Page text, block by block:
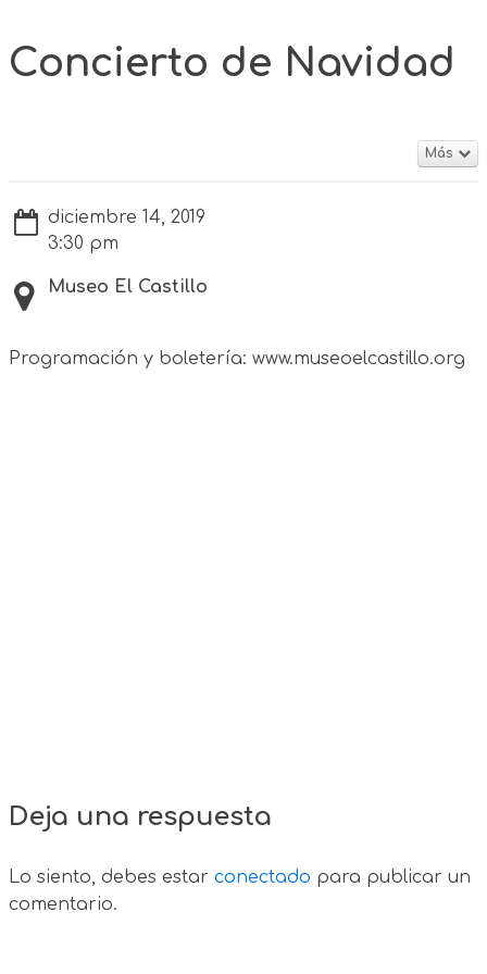
Concierto de Navidad
Más
diciembre 14, 2019
3:30 pm
Museo El Castillo
Programación y boletería: www.museoelcastillo.org
Deja una respuesta
Lo siento, debes estar conectado para publicar un
comentario.